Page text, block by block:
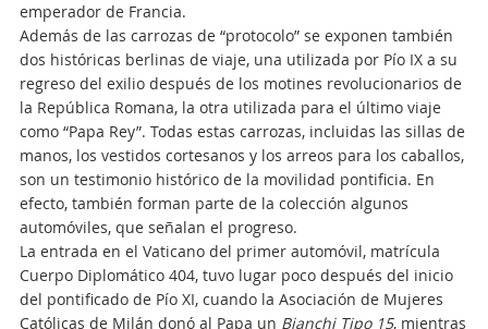
emperador de Francia.
Además de las carrozas de “protocolo” se exponen también
dos históricas berlinas de viaje, una utilizada por Pío IX a su
regreso del exilio después de los motines revolucionarios de
la República Romana, la otra utilizada para el último viaje
como “Papa Rey”. Todas estas carrozas, incluidas las sillas de
manos, los vestidos cortesanos y los arreos para los caballos,
son un testimonio histórico de la movilidad pontificia. En
efecto, también forman parte de la colección algunos
automóviles, que señalan el progreso.
La entrada en el Vaticano del primer automóvil, matrícula
Cuerpo Diplomático 404, tuvo lugar poco después del inicio
del pontificado de Pío XI, cuando la Asociación de Mujeres
Católicas de Milán donó al Papa un Bianchi Tipo 15, mientras